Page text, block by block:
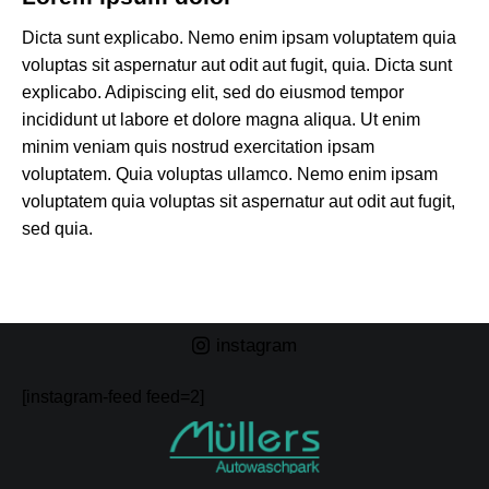
Dicta sunt explicabo. Nemo enim ipsam voluptatem quia
voluptas sit aspernatur aut odit aut fugit, quia. Dicta sunt
explicabo. Adipiscing elit, sed do eiusmod tempor
incididunt ut labore et dolore magna aliqua. Ut enim
minim veniam quis nostrud exercitation ipsam
voluptatem. Quia voluptas ullamco. Nemo enim ipsam
voluptatem quia voluptas sit aspernatur aut odit aut fugit,
sed quia.
instagram
[instagram-feed feed=2]